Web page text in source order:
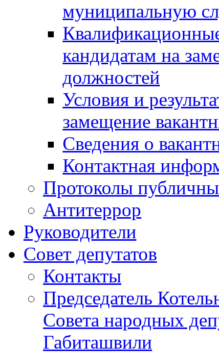
муниципальную
кандидатам на
должностей
Условия и
замещение
Сведения о
Контактная
Протоколы
Антитеррор
Руководители
Совет депутатов
Контакты
Председатель
Совета народных
Габиташвили